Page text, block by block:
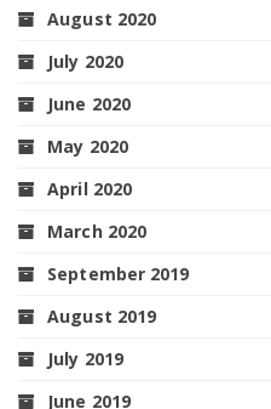
August 2020
July 2020
June 2020
May 2020
April 2020
March 2020
September 2019
August 2019
July 2019
June 2019